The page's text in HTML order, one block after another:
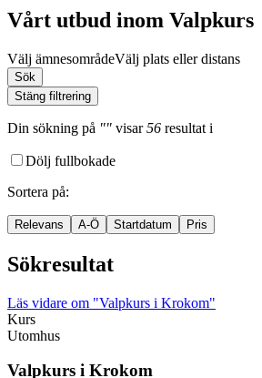
Vårt utbud inom Valpkurs
Välj ämnesområdeVälj plats eller distans
Sök
Stäng filtrering
Din sökning på "" visar56 resultat i
Dölj fullbokade
Sortera på:
Relevans A-Ö Startdatum Pris
Sökresultat
Läs vidare om "Valpkurs i Krokom"
Kurs
Utomhus
Valpkurs i Krokom